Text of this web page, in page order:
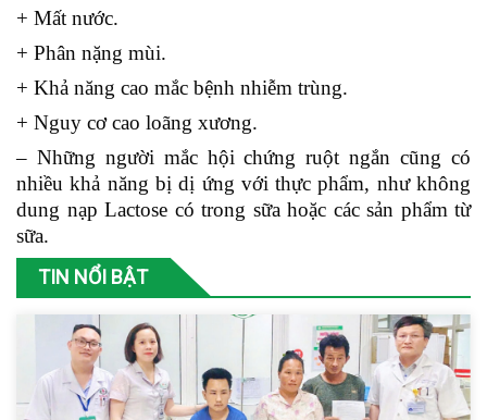
+ Mất nước.
+ Phân nặng mùi.
+ Khả năng cao mắc bệnh nhiễm trùng.
+ Nguy cơ cao loãng xương.
– Những người mắc hội chứng ruột ngắn cũng có
nhiều khả năng bị dị ứng với thực phẩm, như không
dung nạp Lactose có trong sữa hoặc các sản phẩm từ
sữa.
TIN NỔI BẬT